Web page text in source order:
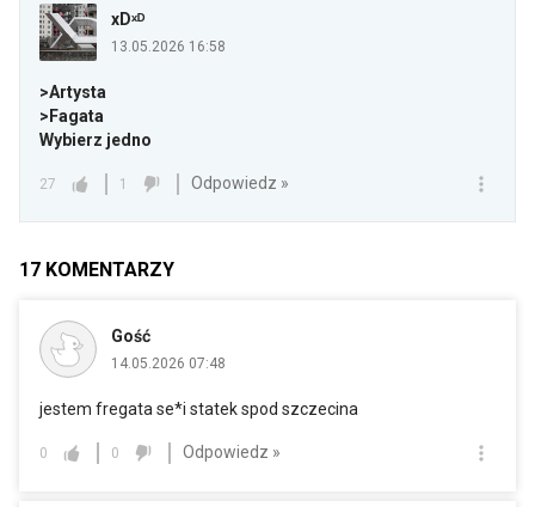
xDˣᴰ
13.05.2026 16:58
>Artysta
>Fagata
Wybierz jedno
27 1 Odpowiedz »
17 KOMENTARZY
Gość
14.05.2026 07:48
jestem fregata se*i statek spod szczecina
0 0 Odpowiedz »